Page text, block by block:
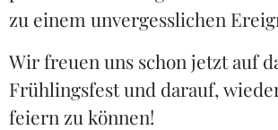
zu einem unvergesslichen
Wir freuen uns schon jetzt auf
Frühlingsfest und darauf,
feiern zu können!